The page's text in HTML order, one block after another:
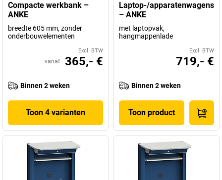
Compacte werkbank –
ANKE
breedte 605 mm, zonder
onderbouwelementen
Excl. BTW
vanaf 365,- €
Binnen 2 weken
Toon 4 varianten
Laptop-/apparatenwagens
– ANKE
met laptopvak,
hangmappenlade
Excl. BTW
719,- €
Binnen 2 weken
Toon product